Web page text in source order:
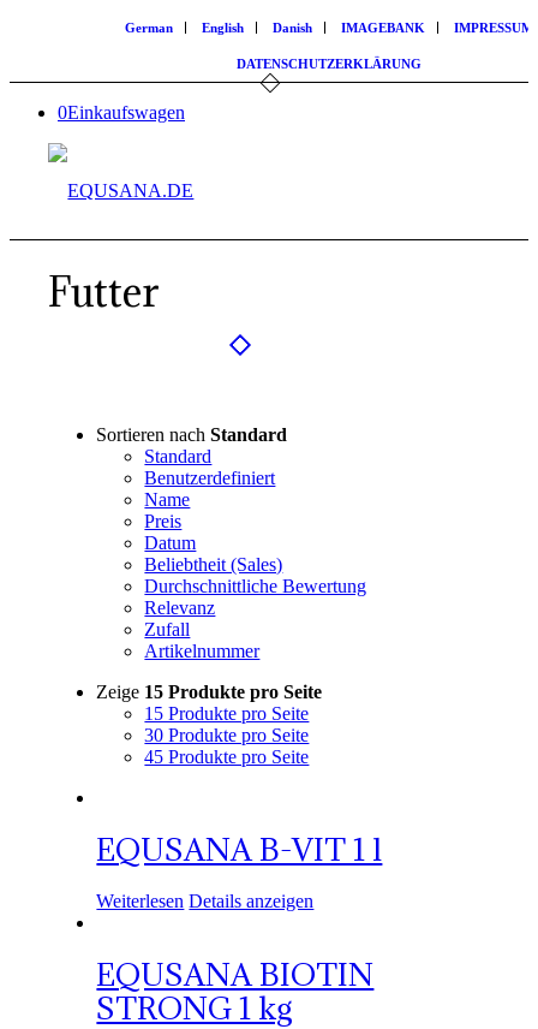
German English Danish IMAGEBANK IMPRESSUM
DATENSCHUTZERKLÄRUNG
0Einkaufswagen
Futter
Sortieren nachStandard
Standard
Benutzerdefiniert
Name
Preis
Datum
Beliebtheit (Sales)
Durchschnittliche Bewertung
Relevanz
Zufall
Artikelnummer
Zeige 15 Produkte pro Seite
15 Produkte pro Seite
30 Produkte pro Seite
45 Produkte pro Seite
EQUSANA B-VIT 1 l
Weiterlesen Details anzeigen
EQUSANA BIOTIN
STRONG 1 kg